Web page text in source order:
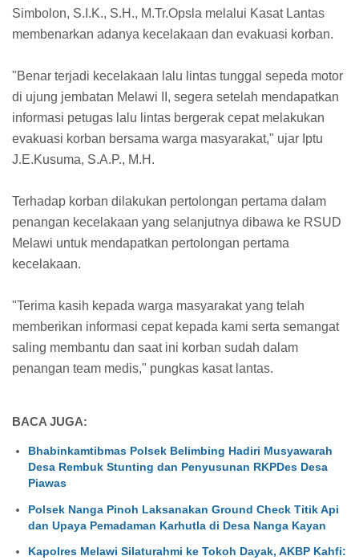
Simbolon, S.I.K., S.H., M.Tr.Opsla melalui Kasat Lantas
membenarkan adanya kecelakaan dan evakuasi korban.
"Benar terjadi kecelakaan lalu lintas tunggal sepeda motor
di ujung jembatan Melawi II, segera setelah mendapatkan
informasi petugas lalu lintas bergerak cepat melakukan
evakuasi korban bersama warga masyarakat," ujar Iptu
J.E.Kusuma, S.A.P., M.H.
Terhadap korban dilakukan pertolongan pertama dalam
penangan kecelakaan yang selanjutnya dibawa ke RSUD
Melawi untuk mendapatkan pertolongan pertama
kecelakaan.
"Terima kasih kepada warga masyarakat yang telah
memberikan informasi cepat kepada kami serta semangat
saling membantu dan saat ini korban sudah dalam
penangan team medis," pungkas kasat lantas.
BACA JUGA:
Bhabinkamtibmas Polsek Belimbing Hadiri Musyawarah
Desa Rembuk Stunting dan Penyusunan RKPDes Desa
Piawas
Polsek Nanga Pinoh Laksanakan Ground Check Titik Api
dan Upaya Pemadaman Karhutla di Desa Nanga Kayan
Kapolres Melawi Silaturahmi ke Tokoh Dayak, AKBP Kahfi: